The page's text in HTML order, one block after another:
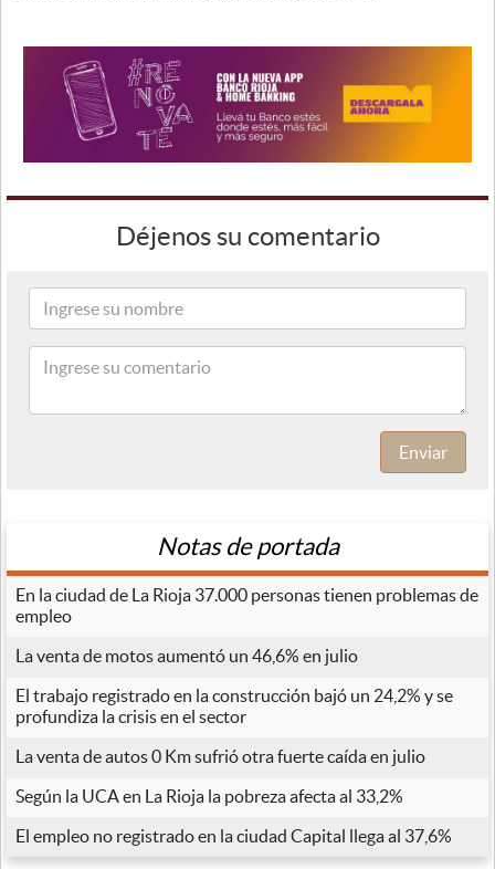
Déjenos su comentario
Enviar
Notas de portada
En la ciudad de La Rioja 37.000 personas tienen problemas de
empleo
La venta de motos aumentó un 46,6% en julio
El trabajo registrado en la construcción bajó un 24,2% y se
profundiza la crisis en el sector
La venta de autos 0 Km sufrió otra fuerte caída en julio
Según la UCA en La Rioja la pobreza afecta al 33,2%
El empleo no registrado en la ciudad Capital llega al 37,6%